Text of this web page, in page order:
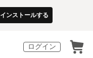
インストールする
ログイン